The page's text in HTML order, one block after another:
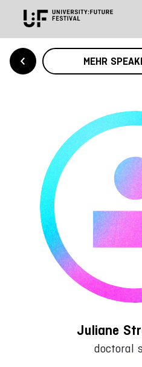
MEHR
Juliane
doctoral